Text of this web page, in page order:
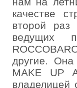
качестве
второй
ведущих
другие. Она
MAKE UP
владелицей